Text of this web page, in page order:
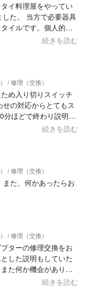
イ料理屋をやってい
要器具
イルです。個人的に
続きを読む
/ 修理（交換）
め入り切りスイッチ
の対応からとてもス
分ほどで終わり説明も
いと思います。 ありが
続きを読む
/ 修理（交換）
た、何かあったらお
/ 修理（交換）
ターの修理交換をお
した説明もしていた
た何か機会がありま
続きを読む